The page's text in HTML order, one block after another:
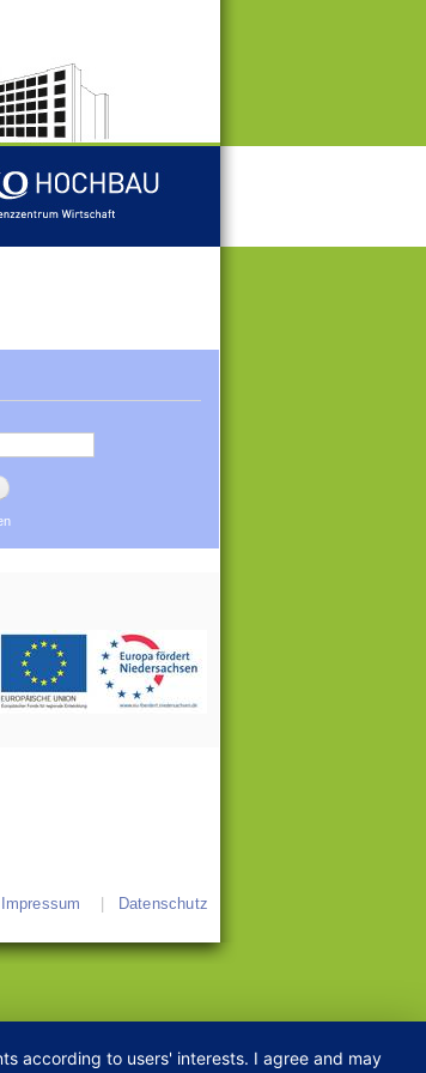
Impressum Datenschutz
according to users' interests. I agree and may